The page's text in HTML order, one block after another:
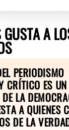
GUSTA A
PERIODISMO
CRÍTICO ES
LA
A QUIENES
DE LA